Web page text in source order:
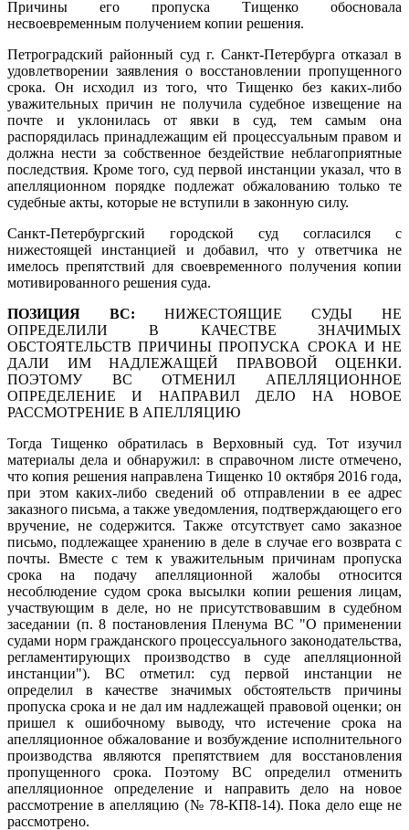
Причины его пропуска Тищенко обосновала
несвоевременным получением копии решения.
Петроградский районный суд г. Санкт-Петербурга отказал в
удовлетворении заявления о восстановлении пропущенного
срока. Он исходил из того, что Тищенко без каких-либо
уважительных причин не получила судебное извещение на
почте и уклонилась от явки в суд, тем самым она
распорядилась принадлежащим ей процессуальным правом и
должна нести за собственное бездействие неблагоприятные
последствия. Кроме того, суд первой инстанции указал, что в
апелляционном порядке подлежат обжалованию только те
судебные акты, которые не вступили в законную силу.
Санкт-Петербургский городской суд согласился с
нижестоящей инстанцией и добавил, что у ответчика не
имелось препятствий для своевременного получения копии
мотивированного решения суда.
ПОЗИЦИЯ ВС: НИЖЕСТОЯЩИЕ СУДЫ НЕ
ОПРЕДЕЛИЛИ В КАЧЕСТВЕ ЗНАЧИМЫХ
ОБСТОЯТЕЛЬСТВ ПРИЧИНЫ ПРОПУСКА СРОКА И НЕ
ДАЛИ ИМ НАДЛЕЖАЩЕЙ ПРАВОВОЙ ОЦЕНКИ.
ПОЭТОМУ ВС ОТМЕНИЛ АПЕЛЛЯЦИОННОЕ
ОПРЕДЕЛЕНИЕ И НАПРАВИЛ ДЕЛО НА НОВОЕ
РАССМОТРЕНИЕ В АПЕЛЛЯЦИЮ
Тогда Тищенко обратилась вВерховный суд. Тот изучил
материалы дела и обнаружил: в справочном листе отмечено,
что копия решения направлена Тищенко 10 октября 2016 года,
при этом каких-либо сведений об отправлении в ее адрес
заказного письма, а также уведомления, подтверждающего его
вручение, не содержится. Также отсутствует само заказное
письмо, подлежащее хранению в деле в случае его возврата с
почты. Вместе с тем к уважительным причинам пропуска
срока на подачу апелляционной жалобы относится
несоблюдение судом срока высылки копии решения лицам,
участвующим в деле, но не присутствовавшим в судебном
заседании (п. 8 постановления Пленума ВС "О применении
судами норм гражданского процессуального законодательства,
регламентирующих производство в суде апелляционной
инстанции"). ВС отметил: суд первой инстанции не
определил в качестве значимых обстоятельств причины
пропуска срока и не дал им надлежащей правовой оценки; он
пришел к ошибочному выводу, что истечение срока на
апелляционное обжалование и возбуждение исполнительного
производства являются препятствием для восстановления
пропущенного срока. Поэтому ВС определил отменить
апелляционное определение и направить дело на новое
рассмотрение в апелляцию (№ 78-КП8-14). Пока дело ещене
рассмотрено.